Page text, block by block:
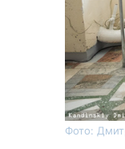
Фото: